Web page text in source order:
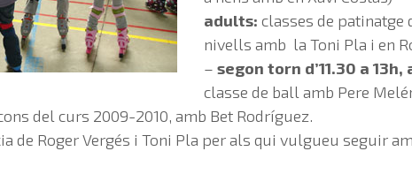
adults: classes de patinatge
nivells amb la Toni Pla i en
– segon torn d’11.30 a 13h,
classe de ball amb Pere
del curs 2009-2010, amb Bet Rodríguez.
de Roger Vergés i Toni Pla per als qui vulgueu seguir